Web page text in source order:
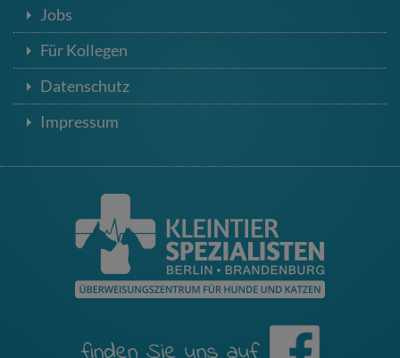
Jobs
Für Kollegen
Datenschutz
Impressum